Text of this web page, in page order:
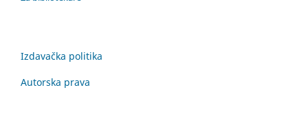
Izdavačka politika
Autorska prava